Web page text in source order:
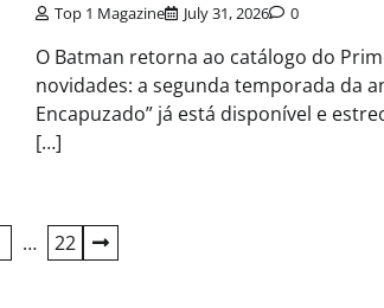
Top 1 Magazine July 31, 2026 0
O Batman retorna ao catálogo do
novidades: a segunda temporada da
Encapuzado” já está disponível e
[…]
… 22